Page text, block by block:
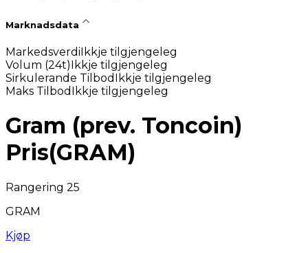
Marknadsdata
MarkedsverdiIkkje tilgjengeleg
Volum (24t)Ikkje tilgjengeleg
Sirkulerande Tilbod Ikkje tilgjengeleg
Maks Tilbod Ikkje tilgjengeleg
Gram (prev. Toncoin)
Pris(GRAM)
Rangering 25
GRAM
Kjøp